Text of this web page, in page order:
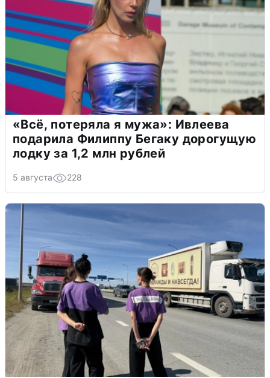
«Всё, потеряла я мужа»: Ивлеева
подарила Филиппу Бегаку дорогущую
лодку за 1,2 млн рублей
5 августа 228